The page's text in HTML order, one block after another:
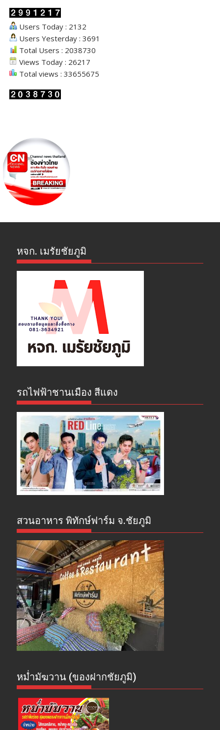
Users Today : 2132
Users Yesterday : 3691
Total Users : 2038730
Views Today : 26217
Total views : 33655675
หจก. เมรัยชัยภูมิ
รถไฟฟ้าชานเมือง สีแดง
สวนอาหาร พิทักษ์ฟาร์ม จ.ชัยภูมิ
หม่ำมัฆวาน (ของฝากชัยภูมิ)